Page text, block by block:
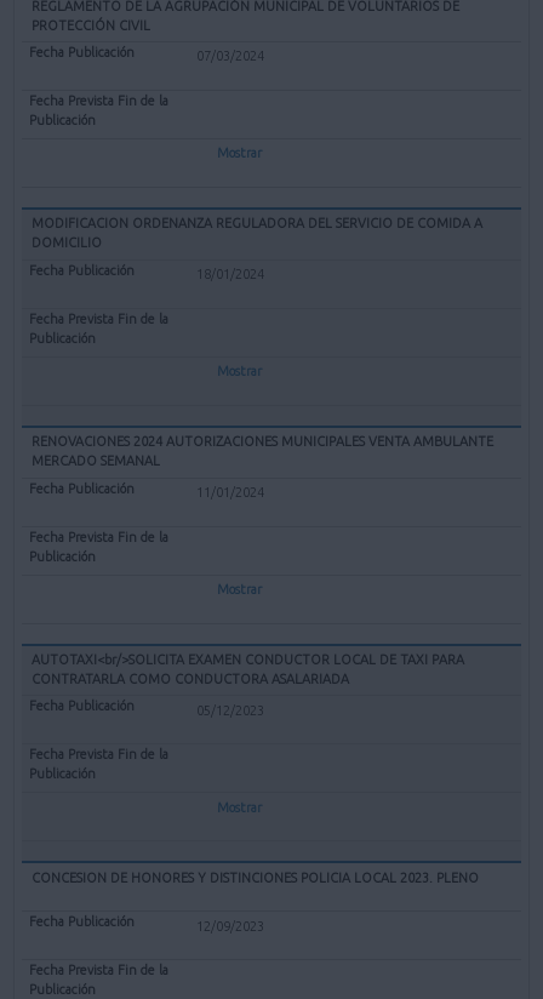
REGLAMENTO DE LA AGRUPACIÓN MUNICIPAL DE VOLUNTARIOS DE
PROTECCIÓN CIVIL
07/03/2024
Mostrar
MODIFICACION ORDENANZA REGULADORA DEL SERVICIO DE COMIDA A
DOMICILIO
18/01/2024
Mostrar
RENOVACIONES 2024 AUTORIZACIONES MUNICIPALES VENTA AMBULANTE
MERCADO SEMANAL
11/01/2024
Mostrar
AUTOTAXI<br/>SOLICITA EXAMEN CONDUCTOR LOCAL DE TAXI PARA
CONTRATARLA COMO CONDUCTORA ASALARIADA
05/12/2023
Mostrar
CONCESION DE HONORES Y DISTINCIONES POLICIA LOCAL 2023. PLENO
12/09/2023